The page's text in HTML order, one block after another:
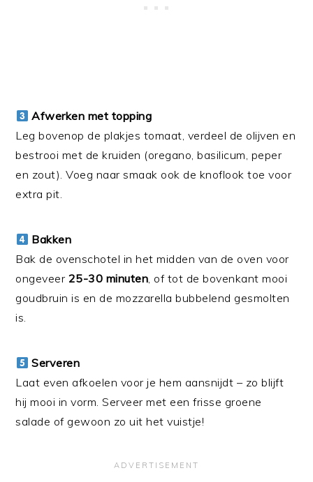
Afwerken met topping
Leg bovenop de plakjes tomaat, verdeel de olijven en
bestrooi met de kruiden (oregano, basilicum, peper
en zout). Voeg naar smaak ook de knoflook toe voor
extra pit.
Bakken
Bak de ovenschotel in het midden van de oven voor
ongeveer 25-30 minuten, of tot de bovenkant mooi
goudbruin is en de mozzarella bubbelend gesmolten
is.
Serveren
Laat even afkoelen voor je hem aansnijdt – zo blijft
hij mooi in vorm. Serveer met een frisse groene
salade of gewoon zo uit het vuistje!